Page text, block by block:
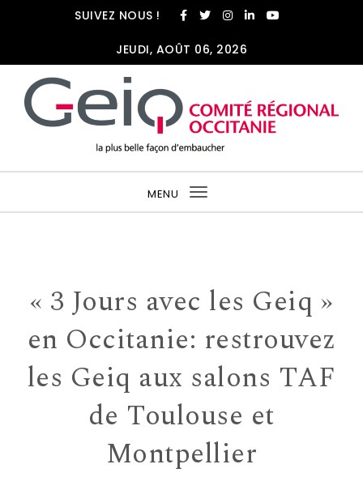
SUIVEZ NOUS !
JEUDI, AOÛT 06, 2026
MENU
Toggle
« 3 Jours avec les Geiq »
en Occitanie: restrouvez
les Geiq aux salons TAF
de Toulouse et
Montpellier